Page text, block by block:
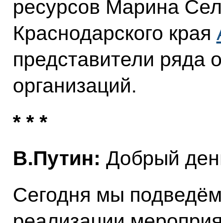
ресурсов Марина
Краснодарского края
представители ряда
организаций.
* * *
В.Путин: Добрый
Сегодня мы